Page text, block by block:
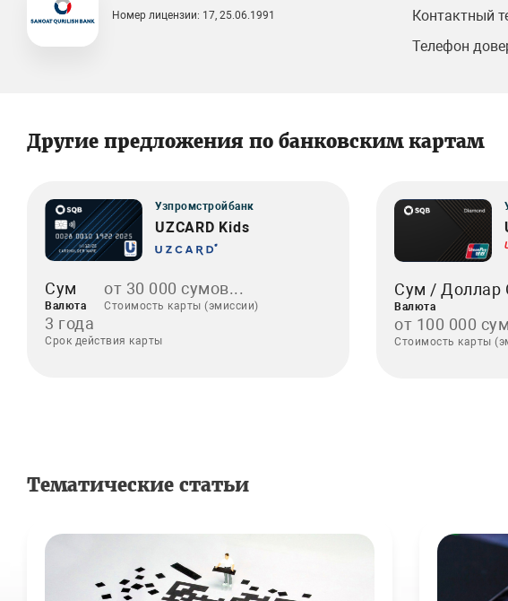
Номер лицензии: 17, 25.06.1991
Контактный
Телефон
Другие предложения по банковским картам
Узпромстройбанк
UZCARD Kids
Сум
Валюта
от 30 000 сумов...
Стоимость карты (эмиссии)
3 года
Срок действия карты
Сум /
Валюта
от 100 000
Стоимость карты
Тематические статьи